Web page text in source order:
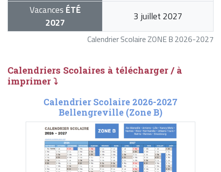
Calendrier Scolaire ZONE B 2026-2027
Vacances ÉTÉ
2027
3 juillet 2027
Calendriers Scolaires à télécharger / à
imprimer ⤵
Calendrier Scolaire 2026-2027
Bellengreville (Zone B)